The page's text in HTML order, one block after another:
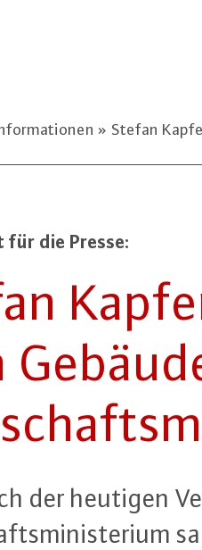
Stefan
die Presse:
der heutigen